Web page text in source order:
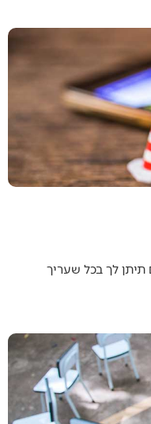
תיתן לך בכל שעריך